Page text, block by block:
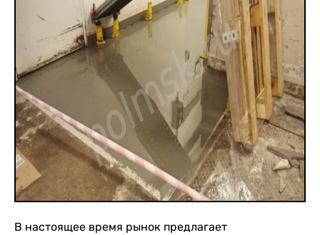
В настоящее время рынок предлагает